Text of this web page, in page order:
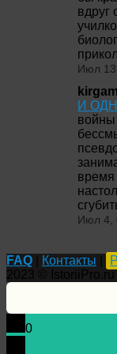
вдруг
Июл
kirgam
И
войны
время
Июл 4,
FAQ Контакты
0